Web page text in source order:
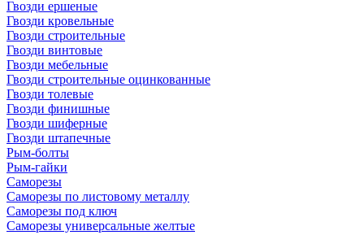
Гвозди ершеные
Гвозди кровельные
Гвозди строительные
Гвозди винтовые
Гвозди мебельные
Гвозди строительные оцинкованные
Гвозди толевые
Гвозди финишные
Гвозди шиферные
Гвозди штапечные
Рым-болты
Рым-гайки
Саморезы
Саморезы по листовому металлу
Саморезы под ключ
Саморезы универсальные желтые